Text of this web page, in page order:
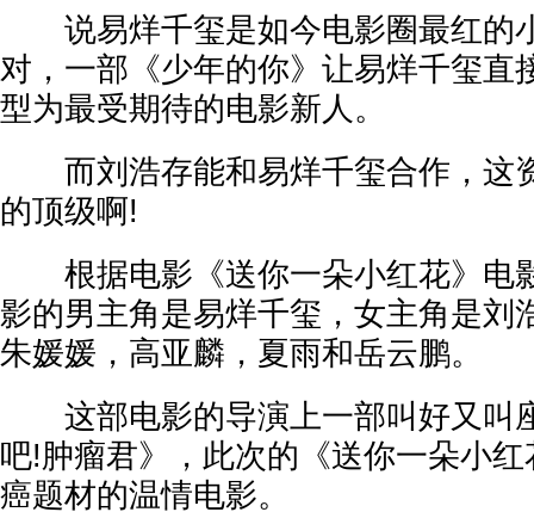
说易烊千玺是如今电影圈最红的
对，一部《少年的你》让易烊千玺直
型为最受期待的电影新人。
而刘浩存能和易烊千玺合作，这
的顶级啊!
根据电影《送你一朵小红花》电
影的男主角是易烊千玺，女主角是刘
朱媛媛，高亚麟，夏雨和岳云鹏。
这部电影的导演上一部叫好又叫
吧!肿瘤君》，此次的《送你一朵小
癌题材的温情电影。